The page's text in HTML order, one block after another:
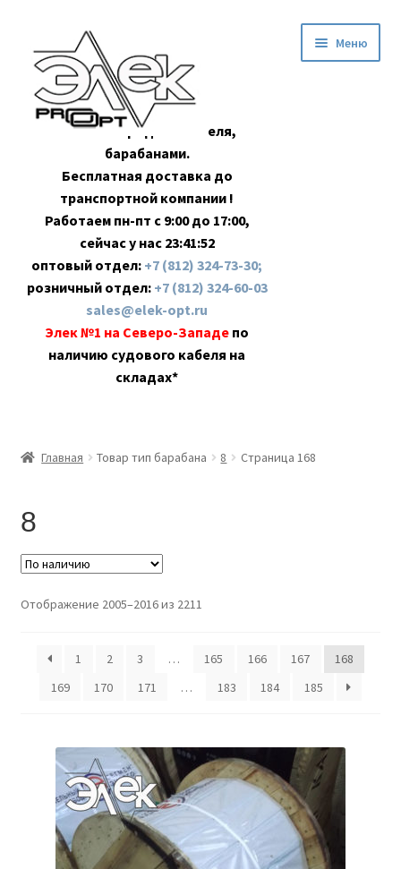
навигации
содержимому
Оптовая продажа кабеля,
барабанами.
Бесплатная доставка до
транспортной компании !
Работаем пн-пт с 9:00 до 17:00,
сейчас у нас 23:41:52
оптовый отдел: +7 (812) 324-73-30;
розничный отдел: +7 (812) 324-60-03
sales@elek-opt.ru
Элек №1 на Северо-Западе по
наличию судового кабеля на
складах*
Меню
Контакты
Розница
Главная Товар тип барабана 8 Страница 168
8
Отображение 2005–2016 из 2211
1 2 3 … 165 166 167
168
169
170 171 … 183 184 185